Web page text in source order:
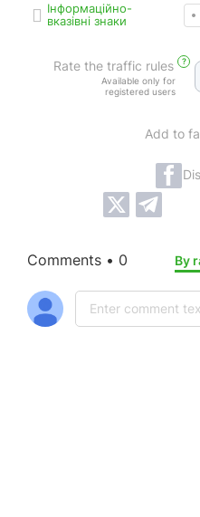
Інформаційно-
вказівні знаки
Rate the traffic rules ?
Available only for
registered users
Add to
Comments • 0 By